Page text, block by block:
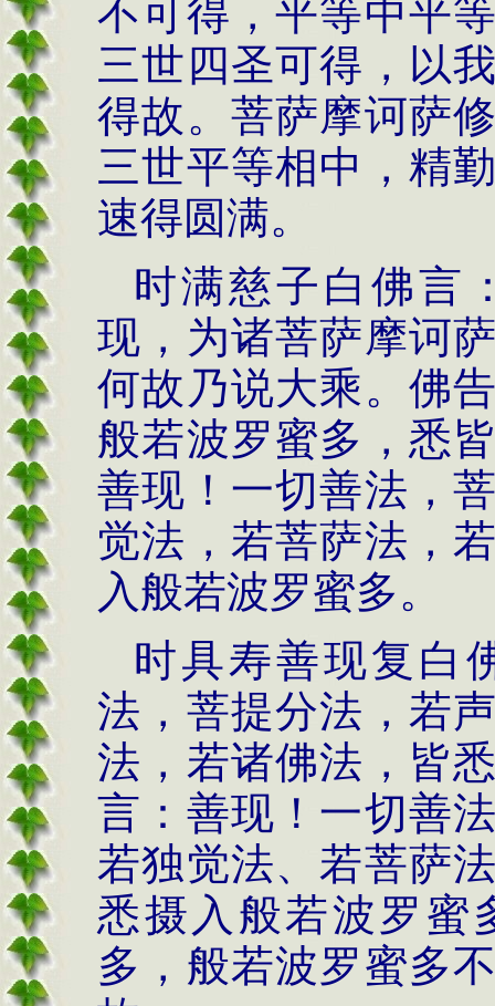
不可得，平等中平
三世四圣可得，以
得故。菩萨摩诃萨
三世平等相中，精
速得圆满。
时满慈子白佛言
现，为诸菩萨摩诃
何故乃说大乘。佛
般若波罗蜜多，悉
善现！一切善法，
觉法，若菩萨法，
入般若波罗蜜多。
时具寿善现复白
法，菩提分法，若
法，若诸佛法，皆
言：善现！一切善
若独觉法、若菩萨
悉摄入般若波罗蜜
多，般若波罗蜜多